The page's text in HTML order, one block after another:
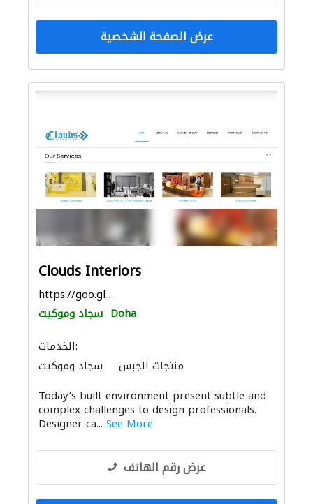
عرض الصفحة الشخصية
Clouds Interiors
https://goo.gl/maps/B91T9vPxAfM16Vc36
سجاد وموكيت Doha
الخدمات:
سجاد وموكيت
منتجات الجبس
الموبيليا والنجارة الديكور الداخلي الصوتيات
Today’s built environment present subtle and
complex challenges to design professionals.
Designer ca... See More
عرض رقم الهاتف